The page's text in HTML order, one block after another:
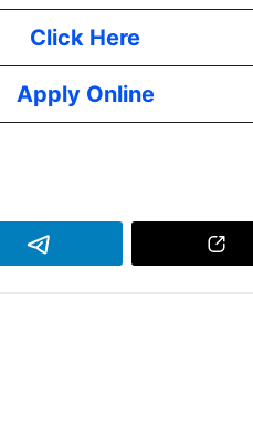
Click Here
Apply Online